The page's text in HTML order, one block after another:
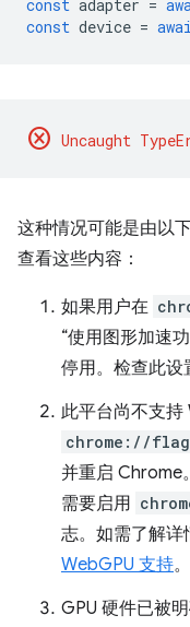
const adapter =
const device =
cancel
这种情况可能是由以
查看这些内容：
如果用户在
“使用图形加速
停用。检查此设
此平台尚不支持
chrome://
并重启 Chrome
需要启用
志。如需了解详
WebGPU 支持。
GPU 硬件已被